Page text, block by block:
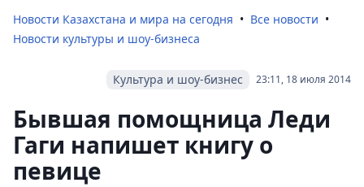
Новости Казахстана и мира на сегодня
Все новости
Новости культуры и шоу-бизнеса
23:11, 18 июля 2014
Культура и шоу-бизнес
Бывшая помощница Леди
Гаги напишет книгу о
певице